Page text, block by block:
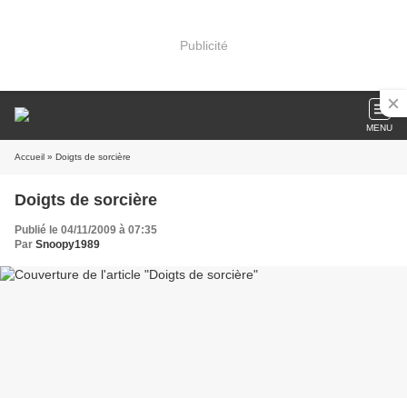
Publicité
MENU
Accueil » Doigts de sorcière
Doigts de sorcière
Publié le 04/11/2009 à 07:35
Par Snoopy1989